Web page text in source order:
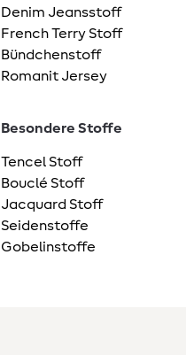
Denim Jeansstoff
French Terry Stoff
Bündchenstoff
Romanit Jersey
Besondere Stoffe
Tencel Stoff
Bouclé Stoff
Jacquard Stoff
Seidenstoffe
Gobelinstoffe